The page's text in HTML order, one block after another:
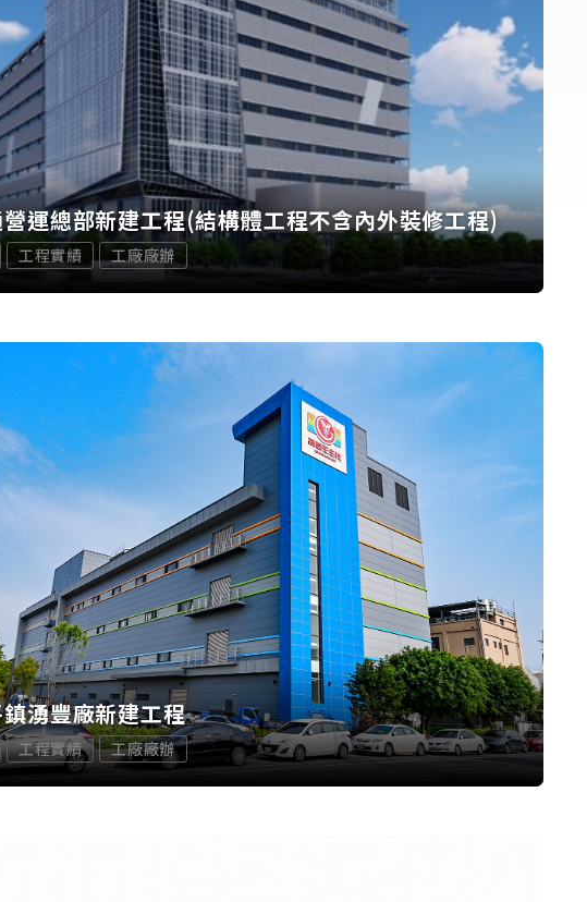
運總部新建工程(結構體工程不含內外裝修工程)
工程實績 工廠廠辦
湧豐廠新建工程
工程實績 工廠廠辦